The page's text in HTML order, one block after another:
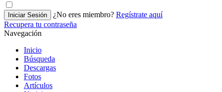
Iniciar Sesión ¿No eres miembro? Regístrate aquí
Recupera tu contraseña
Navegación
Inicio
Búsqueda
Descargas
Fotos
Artículos